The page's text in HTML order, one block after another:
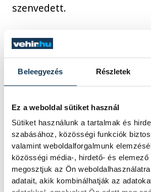
Beleegyezés Részletek
Ez a weboldal sütiket használ
Sütiket használunk a tartalmak és
szabásához, közösségi funkciók
valamint weboldalforgalmunk
közösségi média-, hirdető- és elemező
megosztjuk az Ön
adatait, akik kombinálhatják az
szenvedett.
A Fejér Vármegyei Rendőr-
hétfőn azt közölte, hogy a
Rendőrkapitányság
indított eljárást az ügyben,
körében elkövetett
közélet baleset